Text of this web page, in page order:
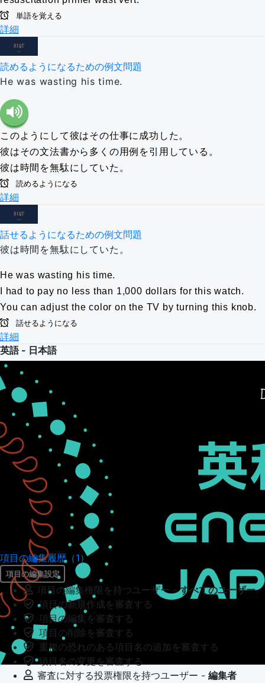
単語を覚える
詳細
読めるようになるための例文問題
He was wasting his time.
このようにして彼はその仕事に成功した。
彼はその文法書から多くの用例を引用している。
彼は時間を無駄にしていた。
読めるようになる
詳細
話せるようになるための例文問題
彼は時間を無駄にしていた。
He was wasting his time.
I had to pay no less than 1,000 dollars for this watch.
You can adjust the color on the TV by turning this knob.
話せるようになる
詳細
英語 - 日本語
項目の編集履歴（1）
項目の編集設定
項目の編集権限を持つユーザー -すべてのユーザー
項目の新規作成を審査する
項目の編集を審査する
項目の削除を審査する
重複の恐れのある項目名の追加を審査する
項目名の変更を審査する
審査に対する投票権限を持つユーザー - 編集者